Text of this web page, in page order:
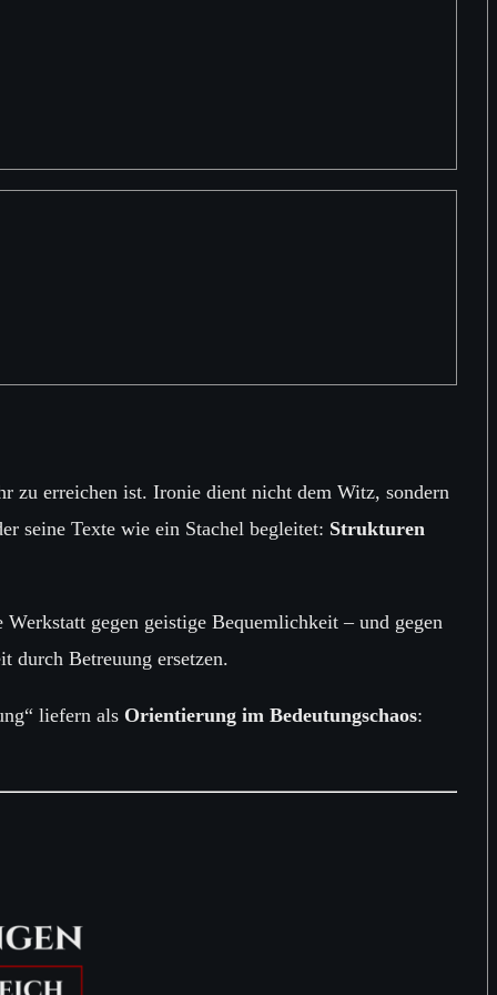
zu erreichen ist. Ironie dient nicht dem Witz, sondern
seine Texte wie ein Stachel begleitet: Strukturen
Werkstatt gegen geistige Bequemlichkeit – und gegen
durch Betreuung ersetzen.
liefern als Orientierung im Bedeutungschaos: